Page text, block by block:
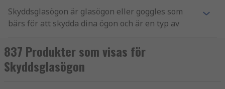
Skyddsglasögon är glasögon eller goggles som
bärs för att skydda dina ögon och är en typ av
vanligtvis tillverkade av klar, reptålig
polykarbonat, som erbjuder den högsta
slagtåligheten testad enligt EN166. Vissa
837 Produkter som visas för
Skyddsglasögon